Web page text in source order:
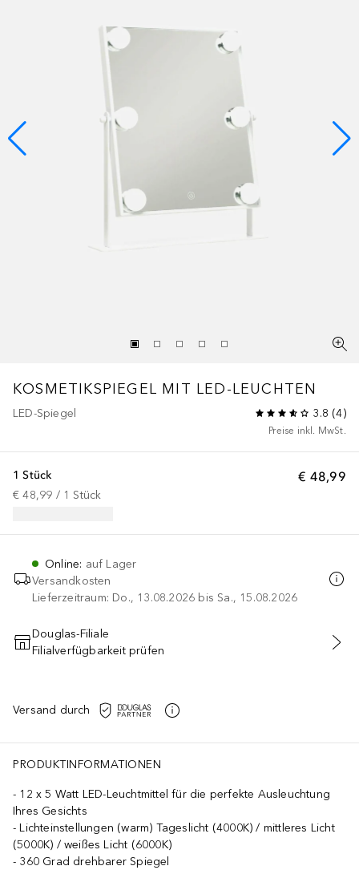
KOSMETIKSPIEGEL MIT LED-LEUCHTEN
LED-Spiegel 3.8 (4)
Preise inkl. MwSt.
€ 48,99
1 Stück
€ 48,99 / 1 Stück
Online: auf Lager
Versandkosten
Lieferzeitraum: Do., 13.08.2026 bis Sa., 15.08.2026
IN DEN WARENKORB
Douglas-Filiale
Filialverfügbarkeit prüfen
Versand durch
PRODUKTINFORMATIONEN
12 x 5 Watt LED-Leuchtmittel für die perfekte Ausleuchtung
Ihres Gesichts
Lichteinstellungen (warm) Tageslicht (4000K) / mittleres Licht
(5000K) / weißes Licht (6000K)
360 Grad drehbarer Spiegel